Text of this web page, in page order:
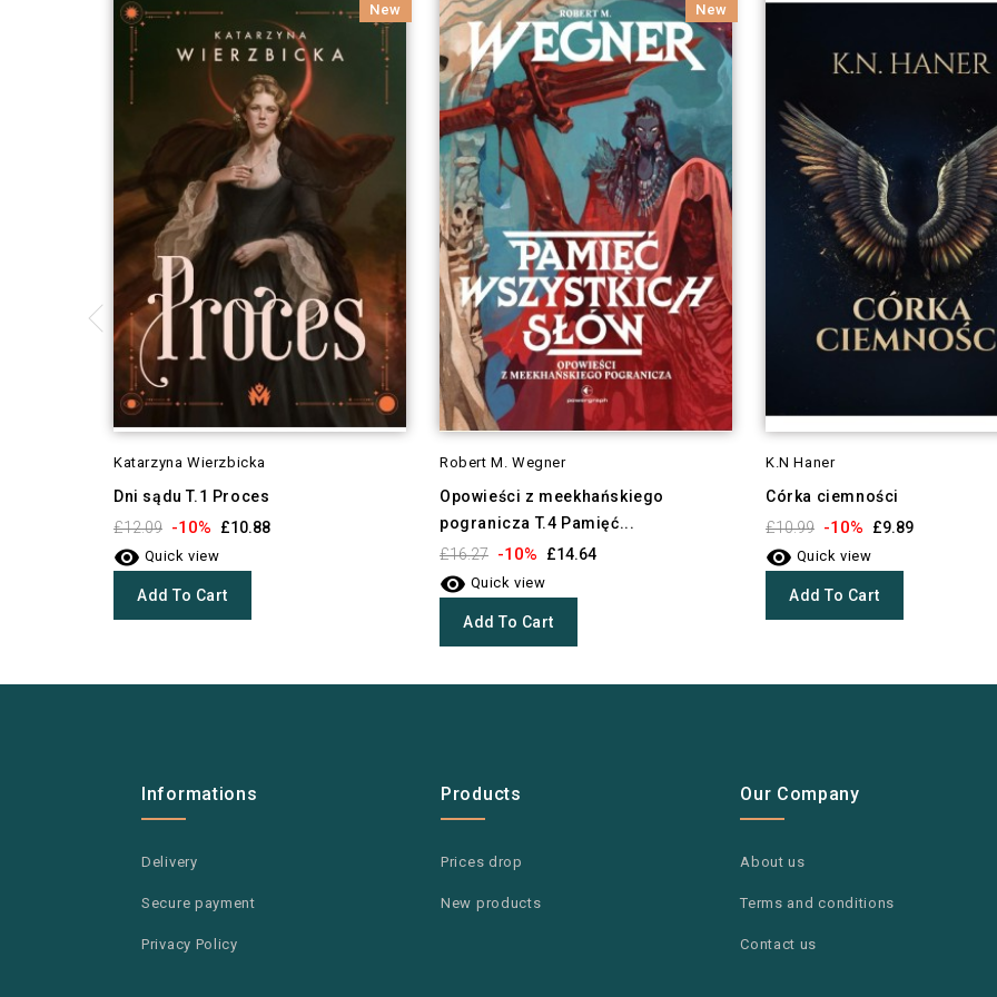
New
Katarzyna Wierzbicka
Dni sądu T.1 Proces
£12.09 -10% £10.88
 Quick view
Add To Cart
New
Robert M. Wegner
Opowieści z meekhańskiego
pogranicza T.4 Pamięć...
£16.27 -10% £14.64
 Quick view
Add To Cart
K.N Haner
Córka ciemności
£10.99 -10% £9.89
 Quick view
Add To Cart
Informations
Delivery
Secure payment
Privacy Policy
Products
Prices drop
New products
Our Company
About us
Terms and conditions
Contact us